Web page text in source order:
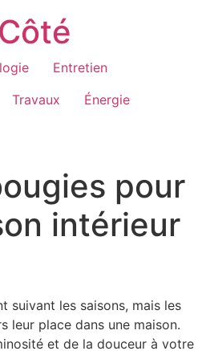
Entretien
Travaux
Énergie
pour
intérieur
suivant les saisons, mais les
leur place dans une maison.
et de la douceur à votre